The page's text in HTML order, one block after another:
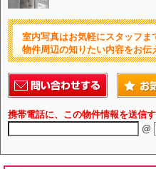
室内写真はお気軽にスタッフ
物件周辺の知りたい内容をお
携帯電話に、この物件情報を送信
@